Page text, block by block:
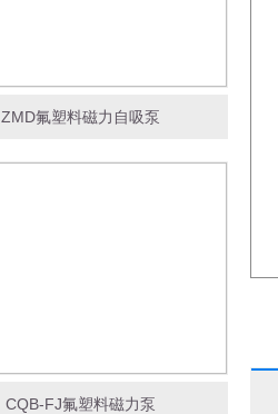
ZMD氟塑料磁力自吸泵
CQB-FJ氟塑料磁力泵